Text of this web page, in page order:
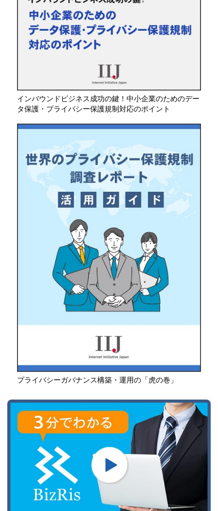
インバウンドビジネス成功の鍵！中小企業のためのデー
タ保護・プライバシー保護規制対応のポイント
プライバシーガバナンス構築・運用の「虎の巻」